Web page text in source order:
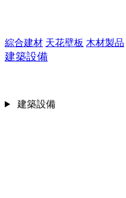
綜合建材 天花壁板 木材製品
建築設備
建築設備